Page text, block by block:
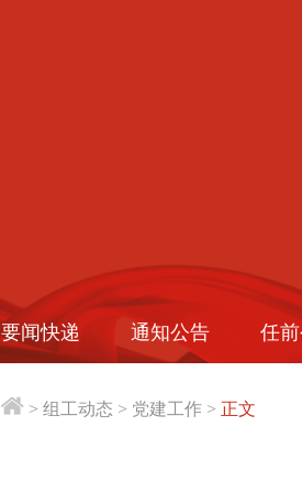
要闻快递 通知公告 任
> 组工动态 > 党建工作 > 正文